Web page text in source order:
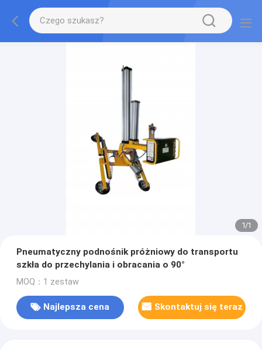
1/1
Pneumatyczny podnośnik próżniowy do transportu
szkła do przechylania i obracania o 90°
MOQ：1 zestaw
Najlepsza cena Skontaktuj się teraz